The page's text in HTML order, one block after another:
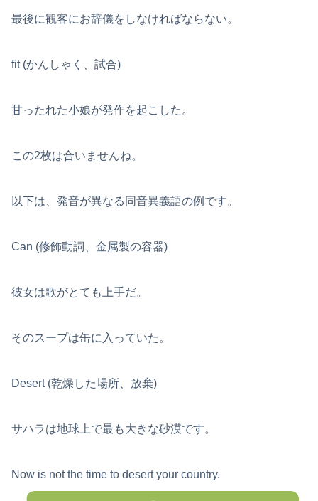
最後に観客にお辞儀をしなければならない。
fit (かんしゃく、試合)
甘ったれた小娘が発作を起こした。
この2枚は合いませんね。
以下は、発音が異なる同音異義語の例です。
Can (修飾動詞、金属製の容器)
彼女は歌がとても上手だ。
そのスープは缶に入っていた。
Desert (乾燥した場所、放棄)
サハラは地球上で最も大きな砂漠です。
Now is not the time to desert your country.